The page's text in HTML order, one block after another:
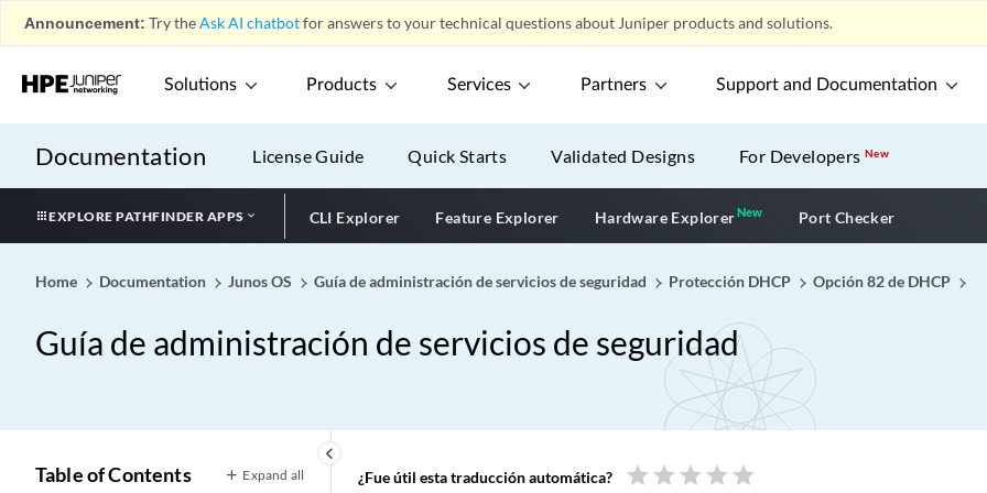
Announcement: Try theAsk AI chatbotfor answers to your technical questions about Juniper products and solutions.
Solutions Products Services Partners Support and Documentation
Documentation License Guide Quick Starts Validated Designs For DevelopersNew
EXPLORE PATHFINDER APPS CLI Explorer Feature Explorer Hardware ExplorerNewNew application
Port Checker
Home Documentation Junos OS Guía de administración de servicios de seguridad Protección DHCP Opción 82 de DHCP
Guía de administración de servicios de seguridad
keyboard_arrow_left
Table of Contents Expand all ¿Fue útil esta traducción automática? star star star star star